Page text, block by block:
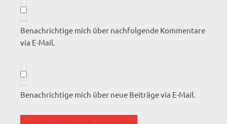
Benachrichtige mich über nachfolgende Kommentare
via E-Mail.
Benachrichtige mich über neue Beiträge via E-Mail.